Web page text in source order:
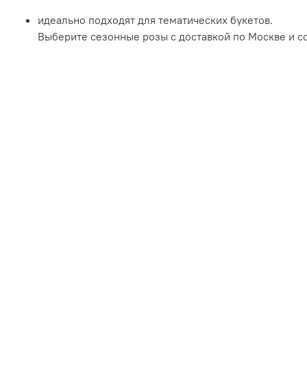
идеально подходят для тематических букетов.
Выберите сезонные розы с доставкой по Москве и